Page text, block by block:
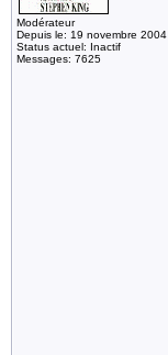
Modérateur
Depuis le: 19 novembre 2004
Status actuel: Inactif
Messages: 7625